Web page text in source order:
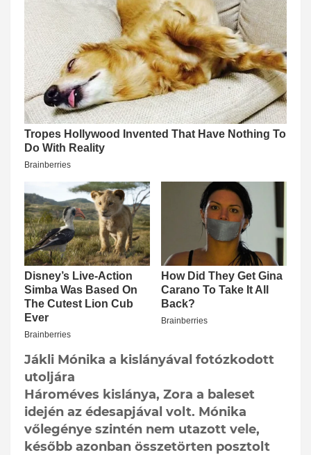
Jákli Mónika a kislányával fotózkodott
utoljára
Hároméves kislánya, Zora a baleset
idején az édesapjával volt. Mónika
vőlegénye szintén nem utazott vele,
később azonban összetörten posztolt